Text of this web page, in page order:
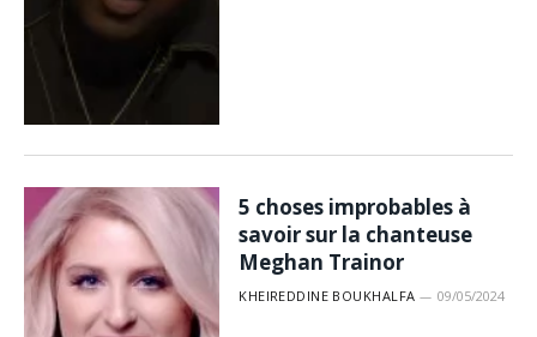
5 choses improbables à
savoir sur la chanteuse
Meghan Trainor
KHEIREDDINE BOUKHALFA 09/05/2024